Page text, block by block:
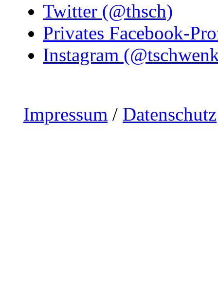
Twitter (@thsch)
Privates Facebook-
Instagram
Impressum / Datenschutz